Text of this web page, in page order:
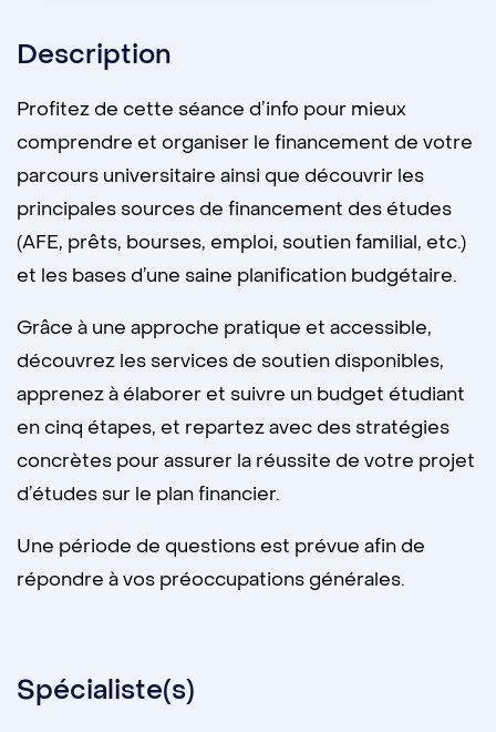
Description
Profitez de cette séance d’info pour mieux
comprendre et organiser le financement de votre
parcours universitaire ainsi que découvrir les
principales sources de financement des études
(AFE, prêts, bourses, emploi, soutien familial, etc.)
et les bases d’une saine planification budgétaire.
Grâce à une approche pratique et accessible,
découvrez les services de soutien disponibles,
apprenez à élaborer et suivre un budget étudiant
en cinq étapes, et repartez avec des stratégies
concrètes pour assurer la réussite de votre projet
d’études sur le plan financier.
Une période de questions est prévue afin de
répondre à vos préoccupations générales.
Spécialiste(s)